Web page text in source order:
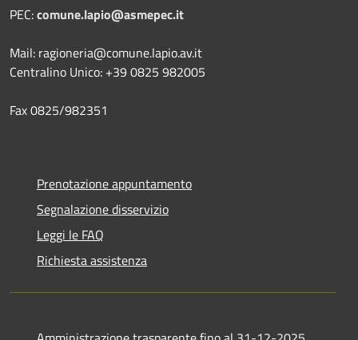
PEC:comune.lapio@asmepec.it
Mail: ragioneria@comune.lapio.av.it
Centralino Unico: +39 0825 982005
Fax 0825/982351
Prenotazione appuntamento
Segnalazione disservizio
Leggi le FAQ
Richiesta assistenza